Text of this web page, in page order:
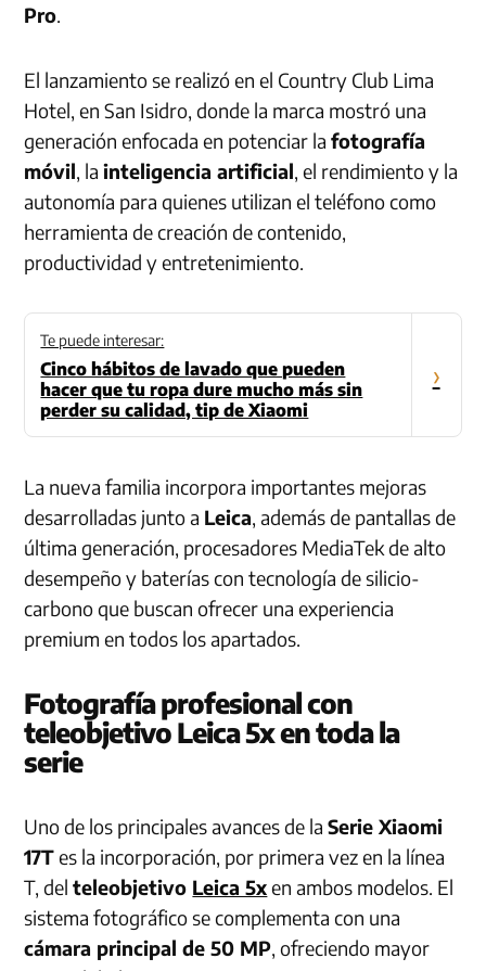
Pro.
El lanzamiento se realizó en el Country Club Lima
Hotel, en San Isidro, donde la marca mostró una
generación enfocada en potenciar lafotografía
móvil, lainteligencia artificial, el rendimiento y la
autonomía para quienes utilizan el teléfono como
herramienta de creación de contenido,
productividad y entretenimiento.
Te puede interesar:
Cinco hábitos de lavado que pueden
hacer que tu ropa dure mucho más sin
perder su calidad, tip de Xiaomi
›
La nueva familia incorpora importantes mejoras
desarrolladas junto a Leica, además de pantallas de
última generación, procesadores MediaTek de alto
desempeño y baterías con tecnología de silicio-
carbono que buscan ofrecer una experiencia
premium en todos los apartados.
Fotografía profesional con
teleobjetivo Leica 5x en toda la
serie
Uno de los principales avances de laSerie Xiaomi
17Tes la incorporación, por primera vez en la línea
T, delteleobjetivo Leica 5xen ambos modelos. El
sistema fotográfico se complementa con una
cámara principal de 50 MP, ofreciendo mayor